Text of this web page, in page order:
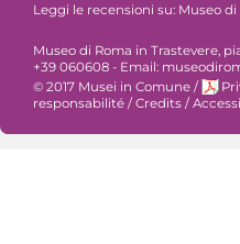
Leggi le recensioni su: Museo di
Museo di Roma in Trastevere,
+39 060608 - Email:
© 2017 Musei in Comune /
responsabilité /Credits /